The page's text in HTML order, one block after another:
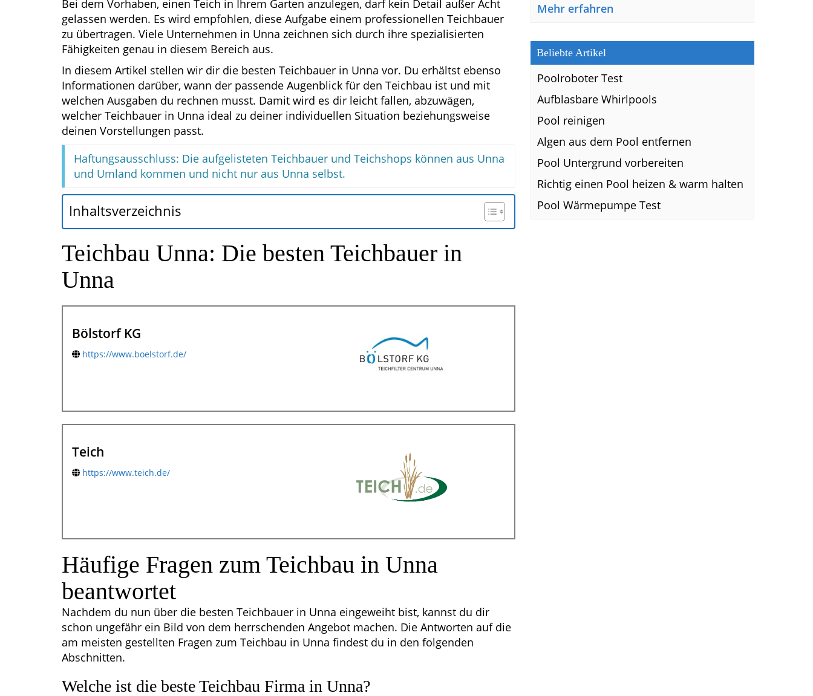
Bei dem Vorhaben, einen Teich in Ihrem Garten anzulegen, darf kein Detail außer Acht
gelassen werden. Es wird empfohlen, diese Aufgabe einem professionellen Teichbauer
zu übertragen. Viele Unternehmen in Unna zeichnen sich durch ihre spezialisierten
Fähigkeiten genau in diesem Bereich aus.
In diesem Artikel stellen wir dir die besten Teichbauer in Unna vor. Du erhältst ebenso
Informationen darüber, wann der passende Augenblick für den Teichbau ist und mit
welchen Ausgaben du rechnen musst. Damit wird es dir leicht fallen, abzuwägen,
welcher Teichbauer in Unna ideal zu deiner individuellen Situation beziehungsweise
deinen Vorstellungen passt.
Haftungsausschluss: Die aufgelisteten Teichbauer und Teichshops können aus Unna
und Umland kommen und nicht nur aus Unna selbst.
Inhaltsverzeichnis
Teichbau Unna: Die besten Teichbauer in
Unna
Bölstorf KG
https://www.boelstorf.de/
Teich
https://www.teich.de/
Häufige Fragen zum Teichbau in Unna
beantwortet
Nachdem du nun über die besten Teichbauer in Unna eingeweiht bist, kannst du dir
schon ungefähr ein Bild von dem herrschenden Angebot machen. Die Antworten auf die
am meisten gestellten Fragen zum Teichbau in Unna findest du in den folgenden
Abschnitten.
Welche ist die beste Teichbau Firma in Unna?
Mehr erfahren
Beliebte Artikel
Poolroboter Test
Aufblasbare Whirlpools
Pool reinigen
Algen aus dem Pool entfernen
Pool Untergrund vorbereiten
Richtig einen Pool heizen & warm halten
Pool Wärmepumpe Test